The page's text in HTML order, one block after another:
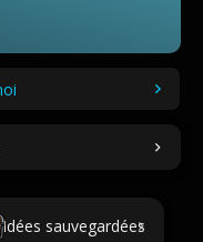
Idées sauvegardées